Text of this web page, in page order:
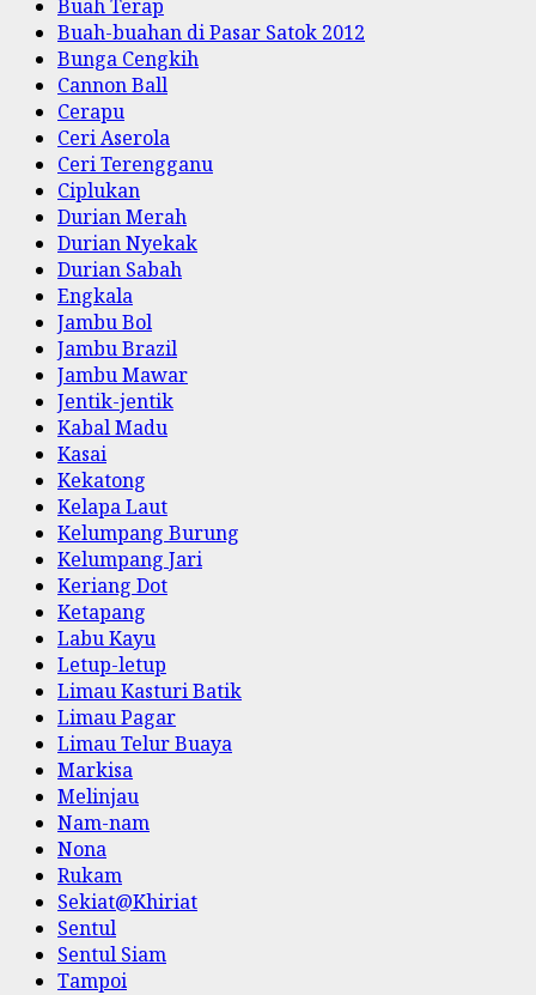
Buah Terap
Buah-buahan di Pasar Satok 2012
Bunga Cengkih
Cannon Ball
Cerapu
Ceri Aserola
Ceri Terengganu
Ciplukan
Durian Merah
Durian Nyekak
Durian Sabah
Engkala
Jambu Bol
Jambu Brazil
Jambu Mawar
Jentik-jentik
Kabal Madu
Kasai
Kekatong
Kelapa Laut
Kelumpang Burung
Kelumpang Jari
Keriang Dot
Ketapang
Labu Kayu
Letup-letup
Limau Kasturi Batik
Limau Pagar
Limau Telur Buaya
Markisa
Melinjau
Nam-nam
Nona
Rukam
Sekiat@Khiriat
Sentul
Sentul Siam
Tampoi